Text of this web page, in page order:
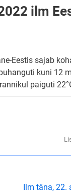
ilm
Eestis sajab
kuni 12
paiguti
Ilm täna, 22.